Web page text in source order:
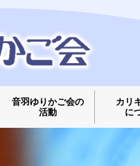
音羽ゆりかご会の
活動
カリ
に